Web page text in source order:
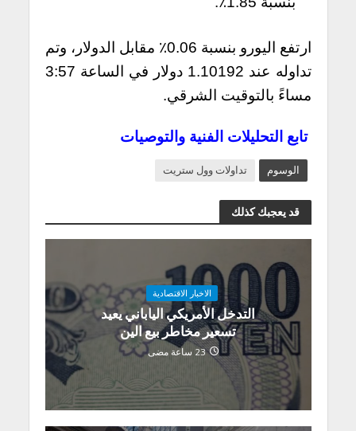
ارتفع اليورو بنسبة 0.06٪ مقابل الدولار، وتم
تداوله عند 1.10192 دولار في الساعة 3:57
مساءً بالتوقيت الشرقي.
تابع التحليلات الفنية والتوصيات
الوسوم تداولات وول ستريت
قد يعجبك كذلك
الاخبار الاقتصادية
التدخل الأمريكي الياباني يعيد
تسعير مخاطر بيع الين
23 ساعة مضى